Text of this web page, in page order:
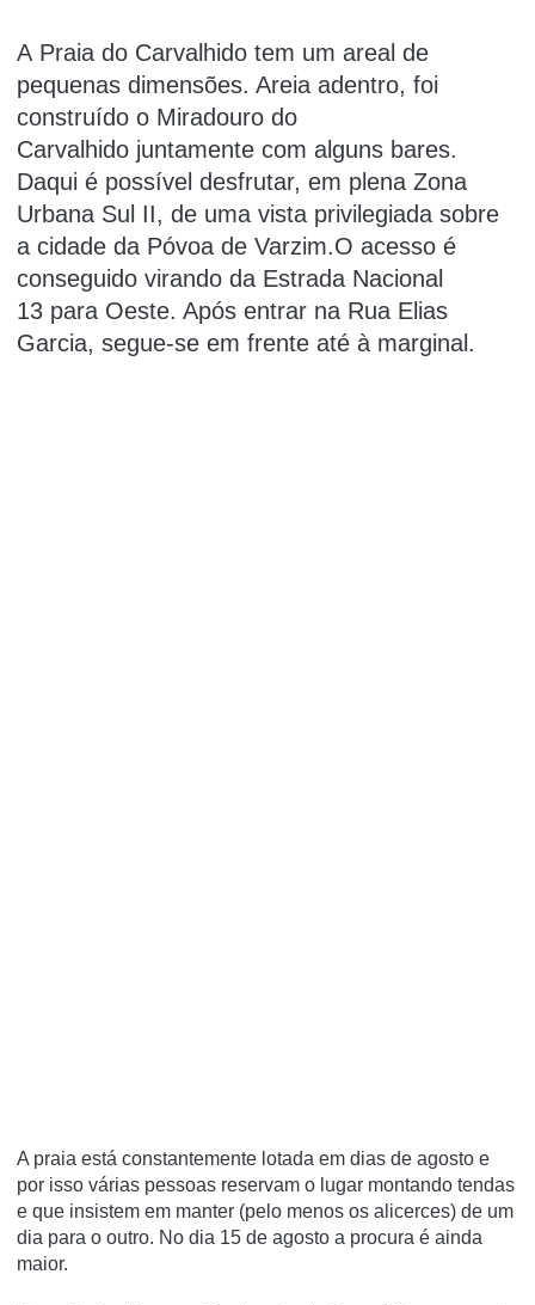
A Praia do Carvalhido tem um areal de
pequenas dimensões. Areia adentro, foi
construído o Miradouro do
Carvalhido juntamente com alguns bares.
Daqui é possível desfrutar, em plena Zona
Urbana Sul II, de uma vista privilegiada sobre
a cidade da Póvoa de Varzim.O acesso é
conseguido virando da Estrada Nacional
13 para Oeste. Após entrar na Rua Elias
Garcia, segue-se em frente até à marginal.
A praia está constantemente lotada em dias de agosto e
por isso várias pessoas reservam o lugar montando tendas
e que insistem em manter (pelo menos os alicerces) de um
dia para o outro. No dia 15 de agosto a procura é ainda
maior.